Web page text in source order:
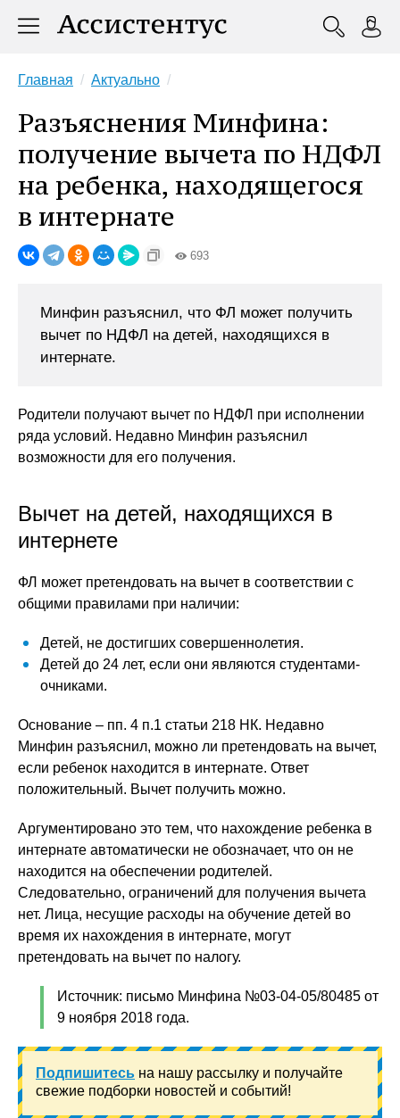
Главная Актуально
Разъяснения Минфина:
получение вычета по НДФЛ
на ребенка, находящегося
в интернате
693
Минфин разъяснил, что ФЛ может получить
вычет по НДФЛ на детей, находящихся в
интернате.
Родители получают вычет по НДФЛ при исполнении
ряда условий. Недавно Минфин разъяснил
возможности для его получения.
Вычет на детей, находящихся в
интернете
ФЛ может претендовать на вычет в соответствии с
общими правилами при наличии:
Детей, не достигших совершеннолетия.
Детей до 24 лет, если они являются студентами-
очниками.
Основание – пп. 4 п.1 статьи 218 НК. Недавно
Минфин разъяснил, можно ли претендовать на вычет,
если ребенок находится в интернате. Ответ
положительный. Вычет получить можно.
Аргументировано это тем, что нахождение ребенка в
интернате автоматически не обозначает, что он не
находится на обеспечении родителей.
Следовательно, ограничений для получения вычета
нет. Лица, несущие расходы на обучение детей во
время их нахождения в интернате, могут
претендовать на вычет по налогу.
Источник: письмо Минфина №03-04-05/80485 от
9 ноября 2018 года.
Подпишитесь на нашу рассылку и получайте
свежие подборки новостей и событий!